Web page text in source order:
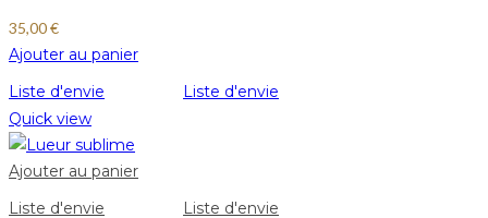
35,00€
Ajouter au panier
Liste d'envie
Liste d'envie
Quick view
Ajouter au panier
Liste d'envie
Liste d'envie